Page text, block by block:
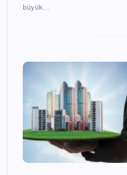
büyük…